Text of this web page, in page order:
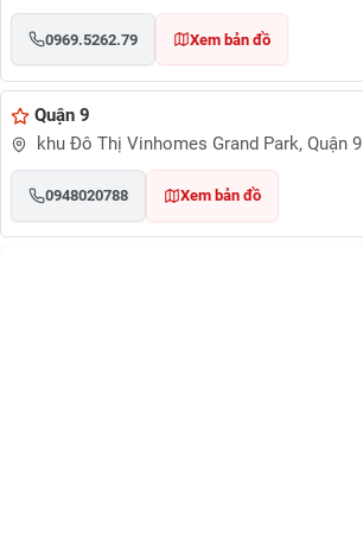
0969.5262.79 Xem bản đồ
Quận 9
khu Đô Thị Vinhomes Grand Park, Quận 9
0948020788 Xem bản đồ